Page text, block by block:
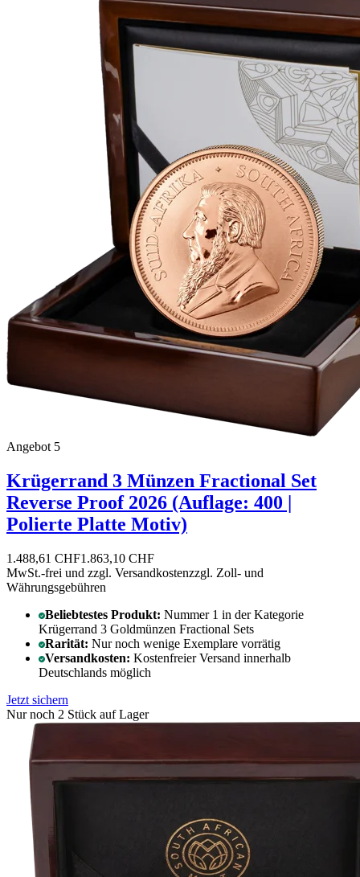
Angebot 5
Krügerrand 3 Münzen Fractional Set
Reverse Proof 2026 (Auflage: 400 |
Polierte Platte Motiv)
1.488,61 CHF1.863,10 CHF
MwSt.-frei und zzgl. Versandkostenzzgl. Zoll- und
Währungsgebühren
Beliebtestes Produkt: Nummer 1 in der Kategorie
Krügerrand 3 Goldmünzen Fractional Sets
Rarität: Nur noch wenige Exemplare vorrätig
Versandkosten: Kostenfreier Versand innerhalb
Deutschlands möglich
Jetzt sichern
Nur noch 2 Stück auf Lager